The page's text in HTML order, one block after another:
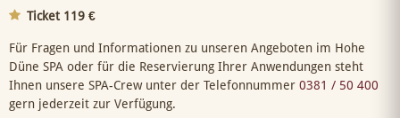
Ticket 119 €
Für Fragen und Informationen zu unseren Angeboten im Hohe
Düne SPA oder für die Reservierung Ihrer Anwendungen steht
Ihnen unsere SPA-Crew unter der Telefonnummer 0381 / 50 400
gern jederzeit zur Verfügung.